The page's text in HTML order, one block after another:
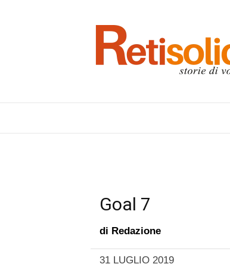
Goal 7
di Redazione
31 LUGLIO 2019